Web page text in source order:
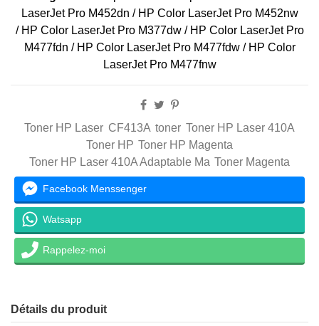
LaserJet Pro M452dn / HP Color LaserJet Pro M452nw
/ HP Color LaserJet Pro M377dw / HP Color LaserJet Pro
M477fdn / HP Color LaserJet Pro M477fdw / HP Color
LaserJet Pro M477fnw
Toner HP Laser CF413A toner Toner HP Laser 410A
Toner HP Toner HP Magenta
Toner HP Laser 410A Adaptable Ma Toner Magenta
Facebook Menssenger
Watsapp
Rappelez-moi
Détails du produit